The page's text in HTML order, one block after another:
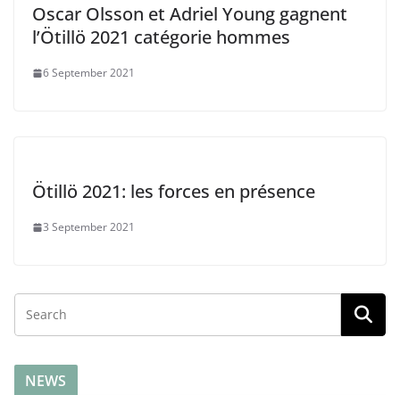
Oscar Olsson et Adriel Young gagnent
l’Ötillö 2021 catégorie hommes
6 September 2021
Ötillö 2021: les forces en présence
3 September 2021
NEWS